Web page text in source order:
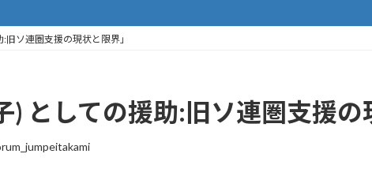
ソ連圏支援の現状と限界」
) としての援助:旧ソ連圏支援の